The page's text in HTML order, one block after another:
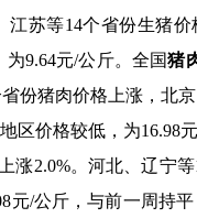
江苏等14个省份生猪价
为9.64元/公斤。全国猪
份猪肉价格上涨，北
区价格较低，为16.98元
涨2.0%。河北、辽宁等
元/公斤，与前一周持